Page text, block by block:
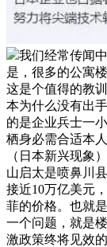
我们经常传闻
是，很多的公寓
这是个值得的教
本为什么没有出
的是企业兵士一
栖身必需合适本
（日本新兴现象
山启太是喷鼻川
接近10万亿美元
菲的价格。也就
一个问题，就是
激政策终将见效